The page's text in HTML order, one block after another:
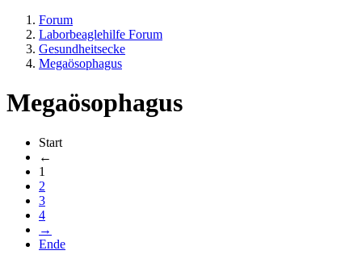
Forum
Laborbeaglehilfe Forum
Gesundheitsecke
Megaösophagus
Megaösophagus
Start
←
1
2
3
4
→
Ende